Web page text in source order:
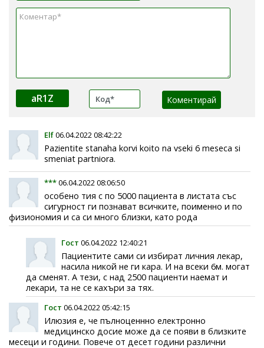
aR1Z
Elf06.04.2022 08:42:22
Pazientite stanaha korvi koito na vseki 6 meseca si
smeniat partniora.
***06.04.2022 08:06:50
особено тия с по 5000 пациента в листата със
сигурност ги познават всичките, поименно и по
физиономия и са си много близки, като рода
Гост 06.04.2022 12:40:21
Пациентите сами си избират личния лекар,
насила никой не ги кара. И на всеки 6м. могат
да сменят. А тези, с над 2500 пациенти наемат и
лекари, та не се кахъри за тях.
Гост 06.04.2022 05:42:15
Илюзия е, че пълноценнно електронно
медицинско досие може да се появи в близките
месеци и години. Повече от десет години различни